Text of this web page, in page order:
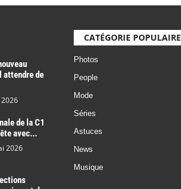
attendre de
de la C1
avec...
2026
CATÉGORIE POPULAIRE
Photos
People
Mode
Séries
Astuces
News
Musique